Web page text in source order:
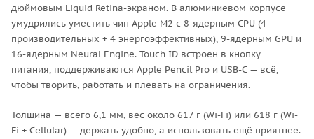
дюймовым Liquid Retina-экраном. В алюминиевом корпусе
умудрились уместить чип Apple M2 с 8-ядерным CPU (4
производительных + 4 энергоэффективных), 9-ядерным GPU и
16-ядерным Neural Engine. Touch ID встроен в кнопку
питания, поддерживаются Apple Pencil Pro и USB-C — всё,
чтобы творить, работать и плевать на ограничения.
Толщина — всего 6,1 мм, вес около 617 г (Wi-Fi) или 618 г (Wi-
Fi + Cellular) — держать удобно, а использовать ещё приятнее.